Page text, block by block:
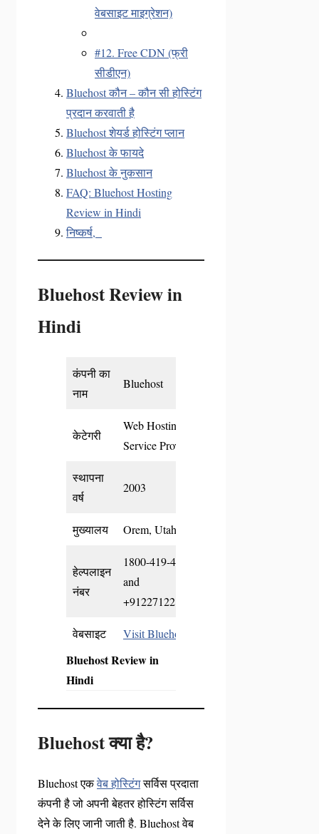
वेबसाइट माइग्रेशन)
#12. Free CDN (फ्री
सीडीएन)
Bluehost कौन – कौन सी होस्टिंग
प्रदान करवाती है
Bluehost शेयर्ड होस्टिंग प्लान
Bluehost के फायदे
Bluehost के नुकसान
FAQ: Bluehost Hosting
Review in Hindi
निष्कर्ष,
Bluehost Review in
Hindi
कंपनी का
नाम
Bluehost
केटेगरी
Web Hosting
Service Provider
स्थापना
वर्ष
2003
मुख्यालय Orem, Utah, US
हेल्पलाइन
नंबर
1800-419-4426
and
+912271221644
वेबसाइट Visit Bluehost
Bluehost Review in
Hindi
Bluehost क्या है?
Bluehost एकवेब होस्टिंगसर्विस प्रदाता
कंपनी है जो अपनी बेहतर होस्टिंग सर्विस
देने के लिए जानी जाती है. Bluehost वेब